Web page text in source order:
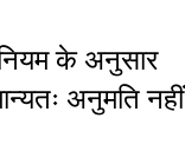
के अनुसार
अनुमति नहीं